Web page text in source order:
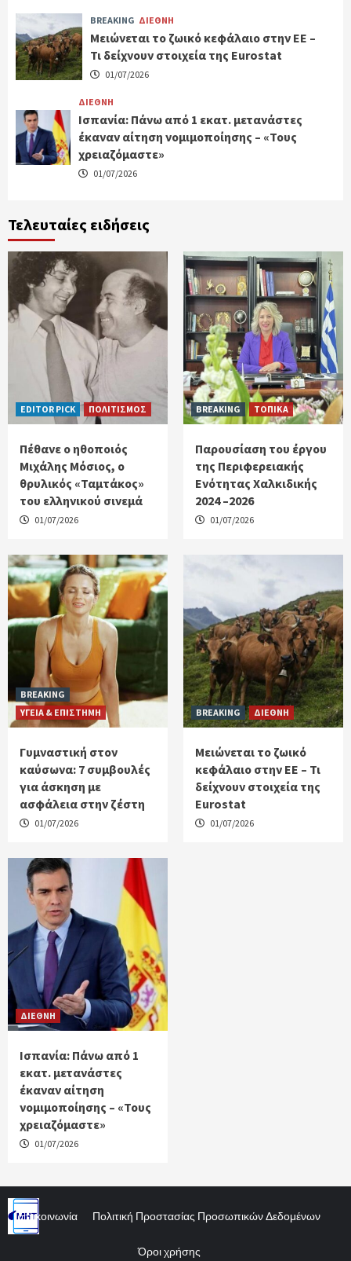
BREAKING ΔΙΕΘΝΗ
Μειώνεται το ζωικό κεφάλαιο στην ΕΕ –
Τι δείχνουν στοιχεία της Eurostat
01/07/2026
ΔΙΕΘΝΗ
Ισπανία: Πάνω από 1 εκατ. μετανάστες
έκαναν αίτηση νομιμοποίησης – «Τους
χρειαζόμαστε»
01/07/2026
Τελευταίες ειδήσεις
EDITOR PICK ΠΟΛΙΤΙΣΜΟΣ
Πέθανε ο ηθοποιός
Μιχάλης Μόσιος, ο
θρυλικός «Ταμτάκος»
του ελληνικού σινεμά
01/07/2026
BREAKING ΤΟΠΙΚΑ
Παρουσίαση του έργου
της Περιφερειακής
Ενότητας Χαλκιδικής
2024 –2026
01/07/2026
BREAKING
ΥΓΕΙΑ & ΕΠΙΣΤΗΜΗ
Γυμναστική στον
καύσωνα: 7 συμβουλές
για άσκηση με
ασφάλεια στην ζέστη
01/07/2026
BREAKING ΔΙΕΘΝΗ
Μειώνεται το ζωικό
κεφάλαιο στην ΕΕ – Τι
δείχνουν στοιχεία της
Eurostat
01/07/2026
ΔΙΕΘΝΗ
Ισπανία: Πάνω από 1
εκατ. μετανάστες
έκαναν αίτηση
νομιμοποίησης – «Τους
χρειαζόμαστε»
01/07/2026
Επικοινωνία Πολιτική Προστασίας Προσωπικών Δεδομένων
Όροι χρήσης